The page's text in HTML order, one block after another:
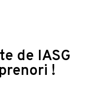
de IASG
!